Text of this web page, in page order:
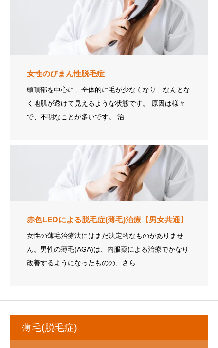
女性のびまん性脱毛症
頭頂部を中心に、全体的に毛が少なくなり、なんとな
く地肌が透けて見えるような状態です。 原因は様々
で、不明なことが多いです。 治…
赤色LEDによる脱毛症(薄毛)治療【男女共通】
女性の薄毛治療法にはまだ決定的なものがありませ
ん。男性の薄毛(AGA)は、内服薬による治療でかなり
改善するようになったものの、さら…
薄毛(脱毛症)